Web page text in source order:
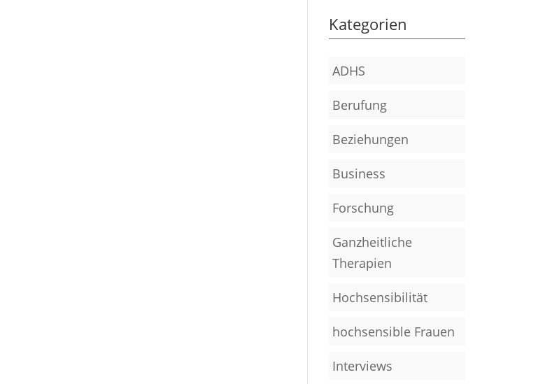
Kategorien
ADHS
Berufung
Beziehungen
Business
Forschung
Ganzheitliche
Therapien
Hochsensibilität
hochsensible Frauen
Interviews